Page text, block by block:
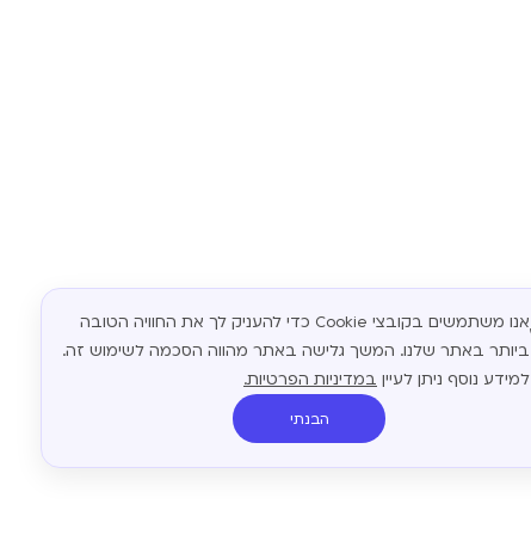
אנו משתמשים בקובצי Cookie כדי להעניק לך את החוויה הטובה
ביותר באתר שלנו. המשך גלישה באתר מהווה הסכמה לשימוש זה.
למידע נוסף ניתן לעיין במדיניות הפרטיות.
הבנתי